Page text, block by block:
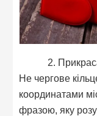
2.
Не чергове
координатами
фразою, яку